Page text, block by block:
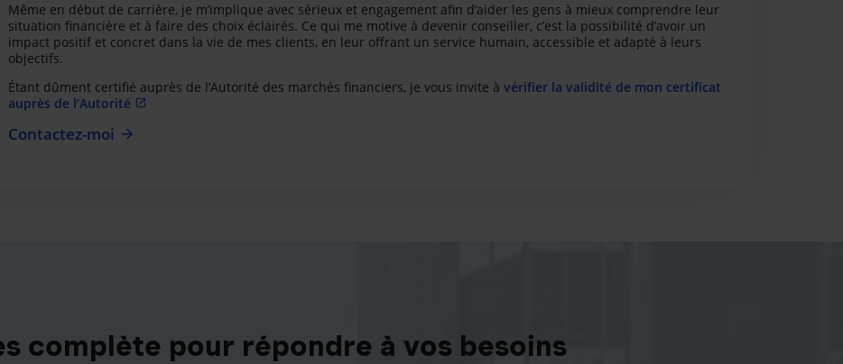
Même en début de carrière, je m’implique avec sérieux et engagement afin d’aider les gens à mieux comprendre leur
situation financière et à faire des choix éclairés. Ce qui me motive à devenir conseiller, c’est la possibilité d’avoir un
impact positif et concret dans la vie de mes clients, en leur offrant un service humain, accessible et adapté à leurs
objectifs.
Étant dûment certifié auprès de l’Autorité des marchés financiers, je vous invite à vérifier la validité de mon certificat
auprès de l’Autorité
Contactez-moi
complète pour répondre à vos besoins